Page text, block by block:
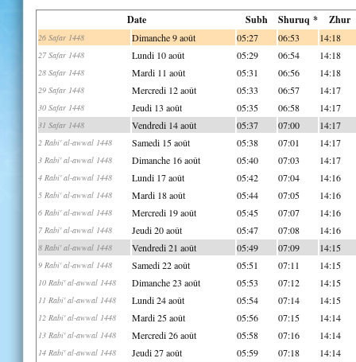
Date Subh Shuruq * Zhur
26 Safar 1448 Dimanche 9 août 05:27 06:53 14:18
27 Safar 1448 Lundi 10 août 05:29 06:54 14:18
28 Safar 1448 Mardi 11 août 05:31 06:56 14:18
29 Safar 1448 Mercredi 12 août 05:33 06:57 14:17
30 Safar 1448 Jeudi 13 août 05:35 06:58 14:17
31 Safar 1448 Vendredi 14 août 05:37 07:00 14:17
2 Rabi' al-awwal 1448 Samedi 15 août 05:38 07:01 14:17
3 Rabi' al-awwal 1448 Dimanche 16 août 05:40 07:03 14:17
4 Rabi' al-awwal 1448 Lundi 17 août 05:42 07:04 14:16
5 Rabi' al-awwal 1448 Mardi 18 août 05:44 07:05 14:16
6 Rabi' al-awwal 1448 Mercredi 19 août 05:45 07:07 14:16
7 Rabi' al-awwal 1448 Jeudi 20 août 05:47 07:08 14:16
8 Rabi' al-awwal 1448 Vendredi 21 août 05:49 07:09 14:15
9 Rabi' al-awwal 1448 Samedi 22 août 05:51 07:11 14:15
10 Rabi' al-awwal 1448 Dimanche 23 août 05:53 07:12 14:15
11 Rabi' al-awwal 1448 Lundi 24 août 05:54 07:14 14:15
12 Rabi' al-awwal 1448 Mardi 25 août 05:56 07:15 14:14
13 Rabi' al-awwal 1448 Mercredi 26 août 05:58 07:16 14:14
14 Rabi' al-awwal 1448 Jeudi 27 août 05:59 07:18 14:14